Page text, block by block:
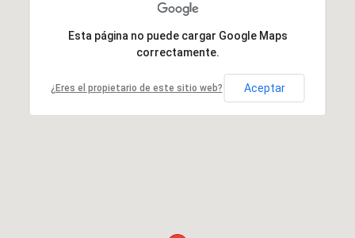
Esta página no puede cargar Google Maps
correctamente.
¿Eres el propietario de este sitio web? Aceptar
Esta página no puede cargar Google Maps
correctamente.
¿Eres el propietario de este sitio web? Aceptar